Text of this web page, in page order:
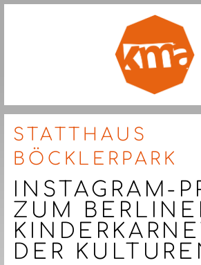
STATTHAUS
BÖCKLERPARK
INSTAGRAM-
ZUM
DER